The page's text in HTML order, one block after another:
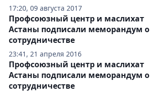
17:20, 09 августа 2017
23:41, 21 апреля 2016
Профсоюзный центр и маслихат
Астаны подписали меморандум о
сотрудничестве
Профсоюзный центр и маслихат
Астаны подписали меморандум о
сотрудничестве